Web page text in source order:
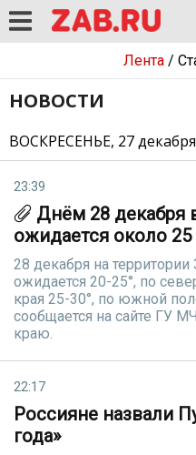
Лента/
НОВОСТИ
ВОСКРЕСЕНЬЕ, 27
23:39
Днём 28 декабря
ожидается около
28 декабря на
ожидается 20-25°, по
края 25-30°, по южной
сообщается на сайте ГУ
краю.
22:17
Россияне назвали
года»